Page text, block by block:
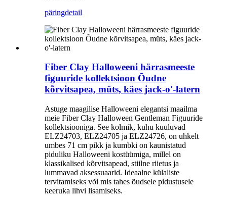
päringdetail
Fiber Clay Halloweeni härrasmeeste
figuuride kollektsioon Õudne
kõrvitsapea, müts, käes jack-o'-latern
Astuge maagilise Halloweeni elegantsi maailma
meie Fiber Clay Halloween Gentleman Figuuride
kollektsiooniga. See kolmik, kuhu kuuluvad
ELZ24703, ELZ24705 ja ELZ24726, on uhkelt
umbes 71 cm pikk ja kumbki on kaunistatud
piduliku Halloweeni kostüümiga, millel on
klassikalised kõrvitsapead, stiilne riietus ja
lummavad aksessuaarid. Ideaalne külaliste
tervitamiseks või mis tahes õudsele pidustusele
keeruka lihvi lisamiseks.